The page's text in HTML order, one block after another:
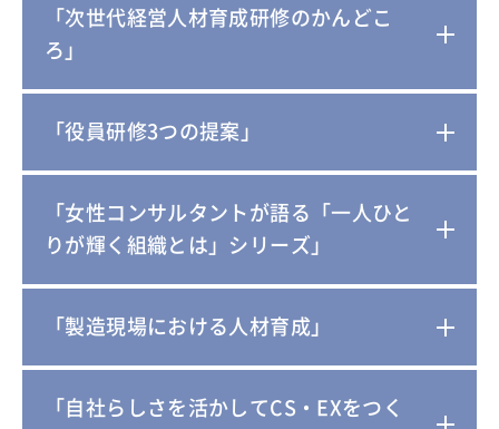
「次世代経営人材育成研修のかんどこ
ろ」
「役員研修3つの提案」
「女性コンサルタントが語る「一人ひと
りが輝く組織とは」シリーズ」
「製造現場における人材育成」
「自社らしさを活かしてCS・EXをつく